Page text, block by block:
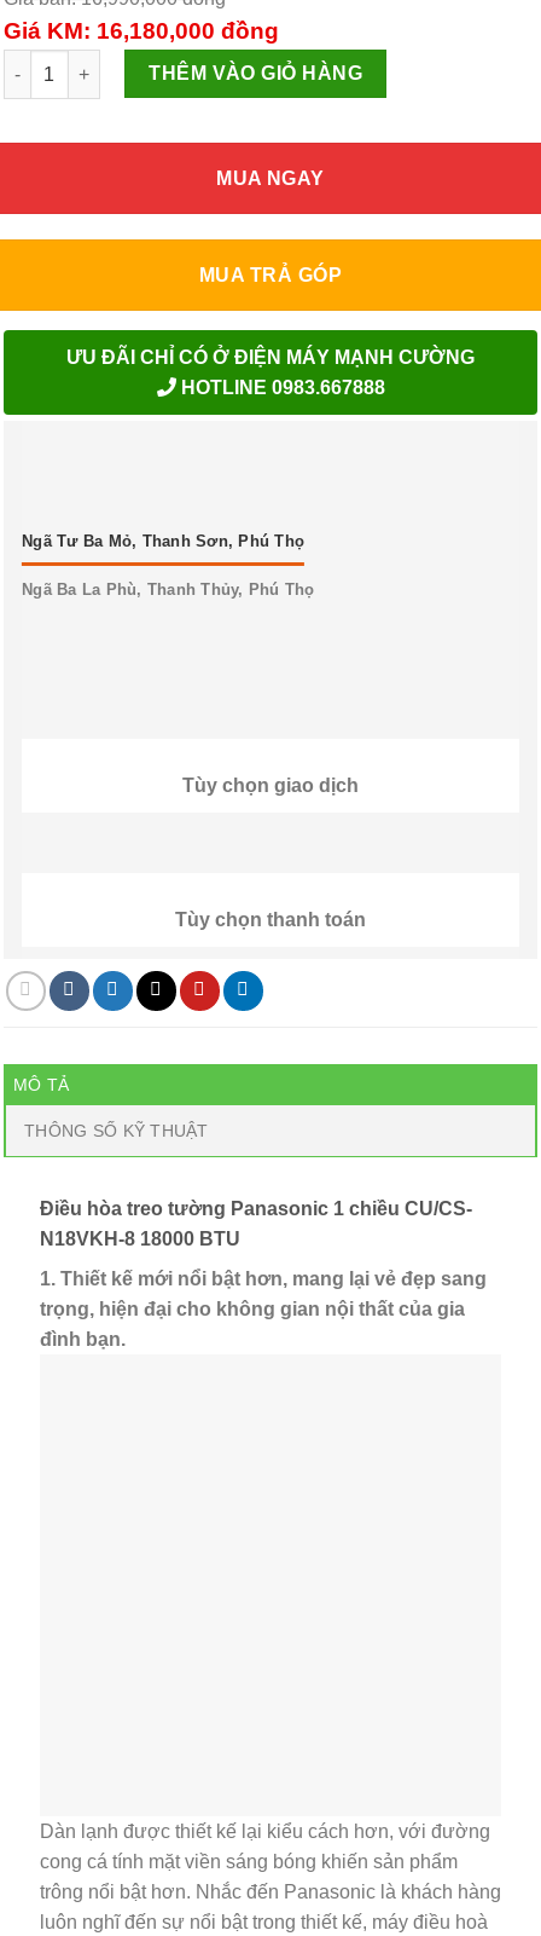
Giá KM: 16,180,000 đồng
Điều hòa Panasonic N18VKH-8 số lượng
THÊM VÀO GIỎ HÀNG
MUA NGAY
MUA TRẢ GÓP
ƯU ĐÃI CHỈ CÓ Ở ĐIỆN MÁY MẠNH CƯỜNG
HOTLINE 0983.667888
Ngã Tư Ba Mỏ, Thanh Sơn, Phú Thọ
Ngã Ba La Phù, Thanh Thủy, Phú Thọ
Tùy chọn giao dịch
Tùy chọn thanh toán
MÔ TẢ
THÔNG SỐ KỸ THUẬT
Điều hòa treo tường Panasonic 1 chiều CU/CS-
N18VKH-8 18000 BTU
1. Thiết kế mới nổi bật hơn, mang lại vẻ đẹp sang
trọng, hiện đại cho không gian nội thất của gia
đình bạn.
Dàn lạnh được thiết kế lại kiểu cách hơn, với đường
cong cá tính mặt viền sáng bóng khiến sản phẩm
trông nổi bật hơn. Nhắc đến Panasonic là khách hàng
luôn nghĩ đến sự nổi bật trong thiết kế, máy điều hoà